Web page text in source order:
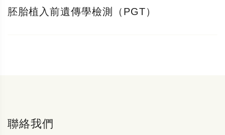
胚胎植入前遺傳學檢測（PGT）
聯絡我們